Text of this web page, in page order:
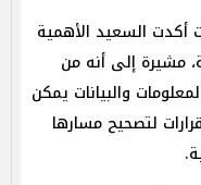
السعيد الأهمية
مشيرة إلى أنه من
والبيانات يمكن
لتصحيح مسارها